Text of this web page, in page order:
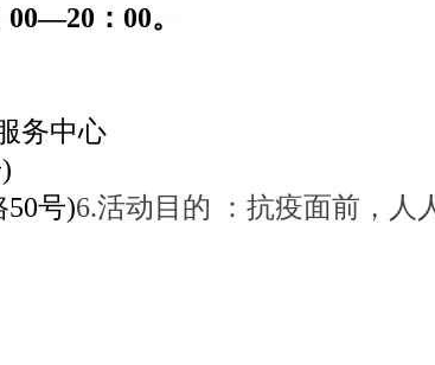
：00。
务中心
号)6.活动目的 ： 抗疫面前，人